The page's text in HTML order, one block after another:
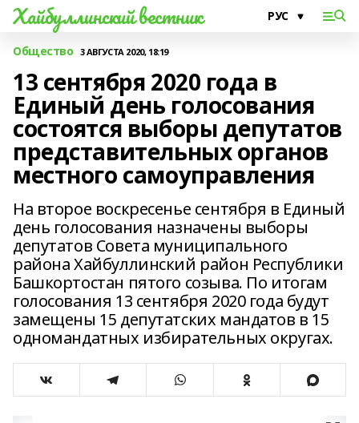
Хайбуллинский вестник
Общество 3 АВГУСТА 2020, 18:19
13 сентября 2020 года в
Единый день голосования
состоятся выборы депутатов
представительных органов
местного самоуправления
На второе воскресенье сентября в Единый
день голосования назначены выборы
депутатов Совета муниципального
района Хайбуллинский район Республики
Башкортостан пятого созыва. По итогам
голосования 13 сентября 2020 года будут
замещены 15 депутатских мандатов в 15
одномандатных избирательных округах.